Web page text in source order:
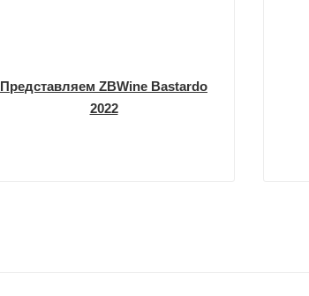
Представляем ZBWine Bastardo
2022